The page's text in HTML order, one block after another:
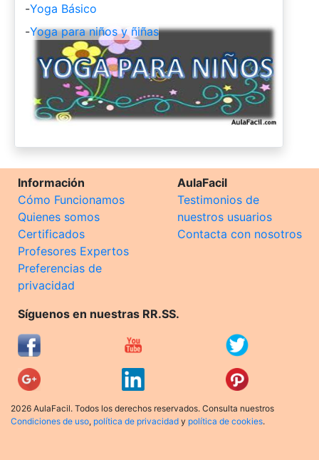
-Yoga Básico
-Yoga para niños y ñiñas
Información
Cómo Funcionamos
Quienes somos
Certificados
Profesores Expertos
Preferencias de
privacidad
AulaFacil
Testimonios de
nuestros usuarios
Contacta con nosotros
Síguenos en nuestras RR.SS.
2026 AulaFacil. Todos los derechos reservados. Consulta nuestros
Condiciones de uso, política de privacidad y política de cookies.